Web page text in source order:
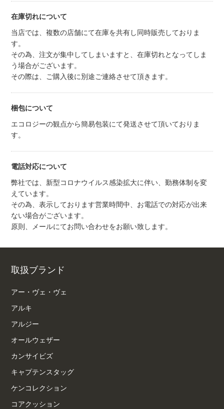
在庫切れについて
当店では、複数の店舗にて在庫を共有し同時販売しておりま
す。
その為、注文が集中してしまいますと、在庫切れとなってしま
う場合がございます。
その際は、ご購入後に別途ご連絡させて頂きます。
梱包について
エコロジーの観点から簡易包装にて発送させて頂いておりま
す。
電話対応について
弊社では、新型コロナウイルス感染拡大に伴い、勤務体制を変
えています。
その為、表示しております営業時間中、お電話での対応が出来
ない場合がございます。
原則、メールにてお問い合わせをお願い致します。
取扱ブランド
アー・ヴェ・ヴェ
アルキ
アルジー
オールウェザー
カンサイビズ
キャプテンスタッグ
ケンコレクション
コアクッション